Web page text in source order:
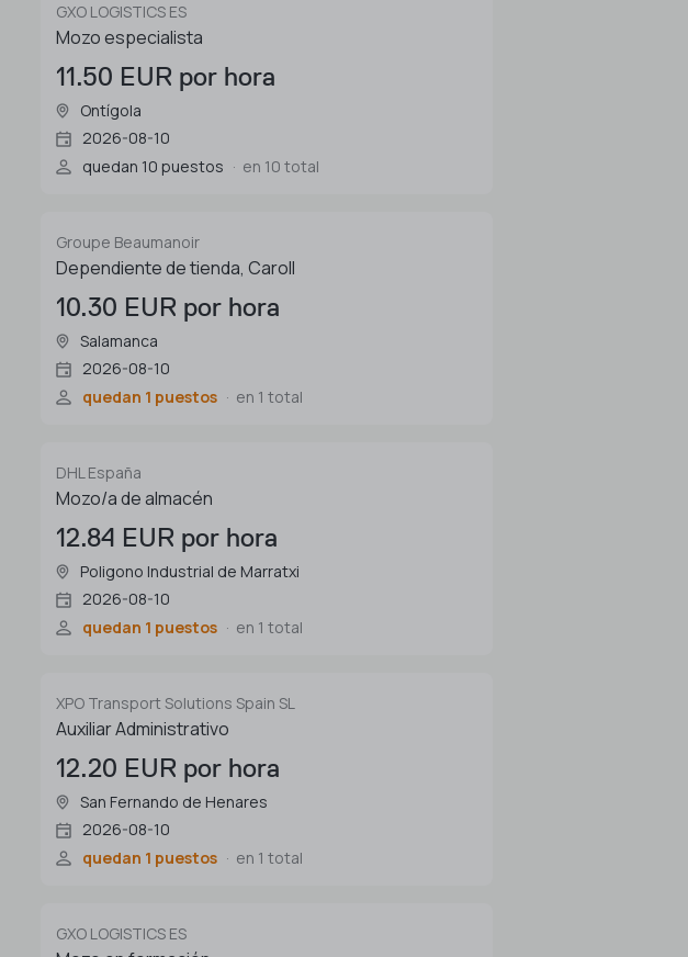
GXO LOGISTICS ES
Mozo especialista
11.50 EUR por hora
Ontígola
2026-08-10
quedan 10 puestos
en 10 total
Groupe Beaumanoir
Dependiente de tienda, Caroll
10.30 EUR por hora
Salamanca
2026-08-10
quedan 1 puestos
en 1 total
DHL España
Mozo/a de almacén
12.84 EUR por hora
Poligono Industrial de Marratxi
2026-08-10
quedan 1 puestos
en 1 total
XPO Transport Solutions Spain SL
Auxiliar Administrativo
12.20 EUR por hora
San Fernando de Henares
2026-08-10
quedan 1 puestos
en 1 total
GXO LOGISTICS ES